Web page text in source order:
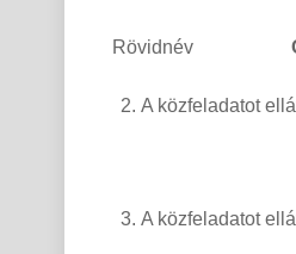
Rövidnév
A közfeladatot
A közfeladatot